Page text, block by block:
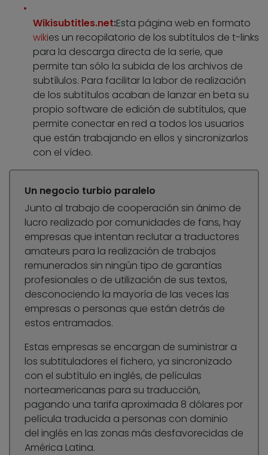
Wikisubtitles.net:Esta página web en formato
wikies un recopilatorio de los subtítulos de t-links
para la descarga directa de la serie, que
permite tan sólo la subida de los archivos de
subtílulos. Para facilitar la labor de realización
de los subtítulos acaban de lanzar en beta su
propio software de edición de subtítulos, que
permite conectar en red a todos los usuarios
que están trabajando en ellos y sincronizarlos
con el vídeo.
Un negocio turbio paralelo
Junto al trabajo de cooperación sin ánimo de
lucro realizado por comunidades de fans, hay
empresas que intentan reclutar a traductores
amateurs para la realización de trabajos
remunerados sin ningún tipo de garantías
profesionales o de utilización de sus textos,
desconociendo la mayoría de las veces las
empresas o personas que están detrás de
estos entramados.
Estas empresas se encargan de suministrar a
los subtituladores el fichero, ya sincronizado
con el subtítulo en inglés, de películas
norteamericanas para su traducción,
pagando una tarifa aproximada 8 dólares por
película traducida a personas con dominio
del inglés en las zonas más desfavorecidas de
América Latina.